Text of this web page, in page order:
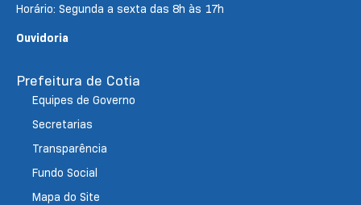
Horário: Segunda a sexta das 8h às 17h
Ouvidoria
Prefeitura de Cotia
Equipes de Governo
Secretarias
Transparência
Fundo Social
Mapa do Site